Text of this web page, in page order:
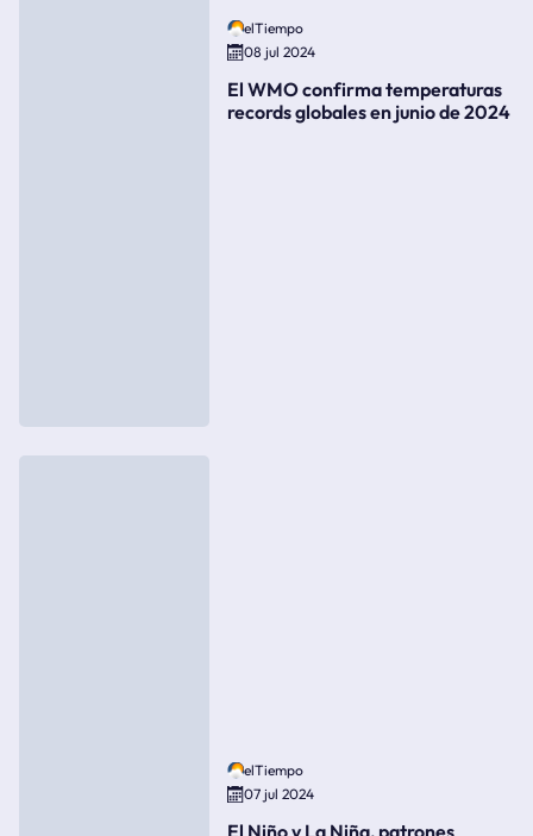
elTiempo
08 jul 2024
El WMO confirma temperaturas
records globales en junio de 2024
elTiempo
07 jul 2024
El Niño y La Niña, patrones